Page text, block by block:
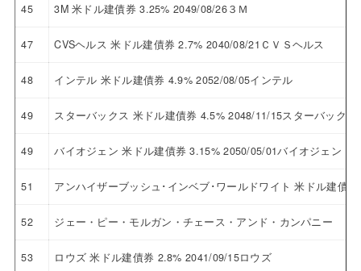
45 3M 米ドル建債券 3.25% 2049/08/26３Ｍ
47 CVSヘルス 米ドル建債券 2.7% 2040/08/21ＣＶＳヘルス
48 インテル 米ドル建債券 4.9% 2052/08/05インテル
49 スターバックス 米ドル建債券 4.5% 2048/11/15スターバックス
49 バイオジェン 米ドル建債券 3.15% 2050/05/01バイオジェン
51 アンハイザーブッシュ･インベブ･ワールドワイト 米ドル建債
52 ジェー・ピー・モルガン・チェース・アンド・カンパニー
53 ロウズ 米ドル建債券 2.8% 2041/09/15ロウズ